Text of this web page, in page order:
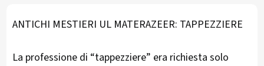
ANTICHI MESTIERI UL MATERAZEER: TAPPEZZIERE
La professione di “tappezziere” era richiesta solo